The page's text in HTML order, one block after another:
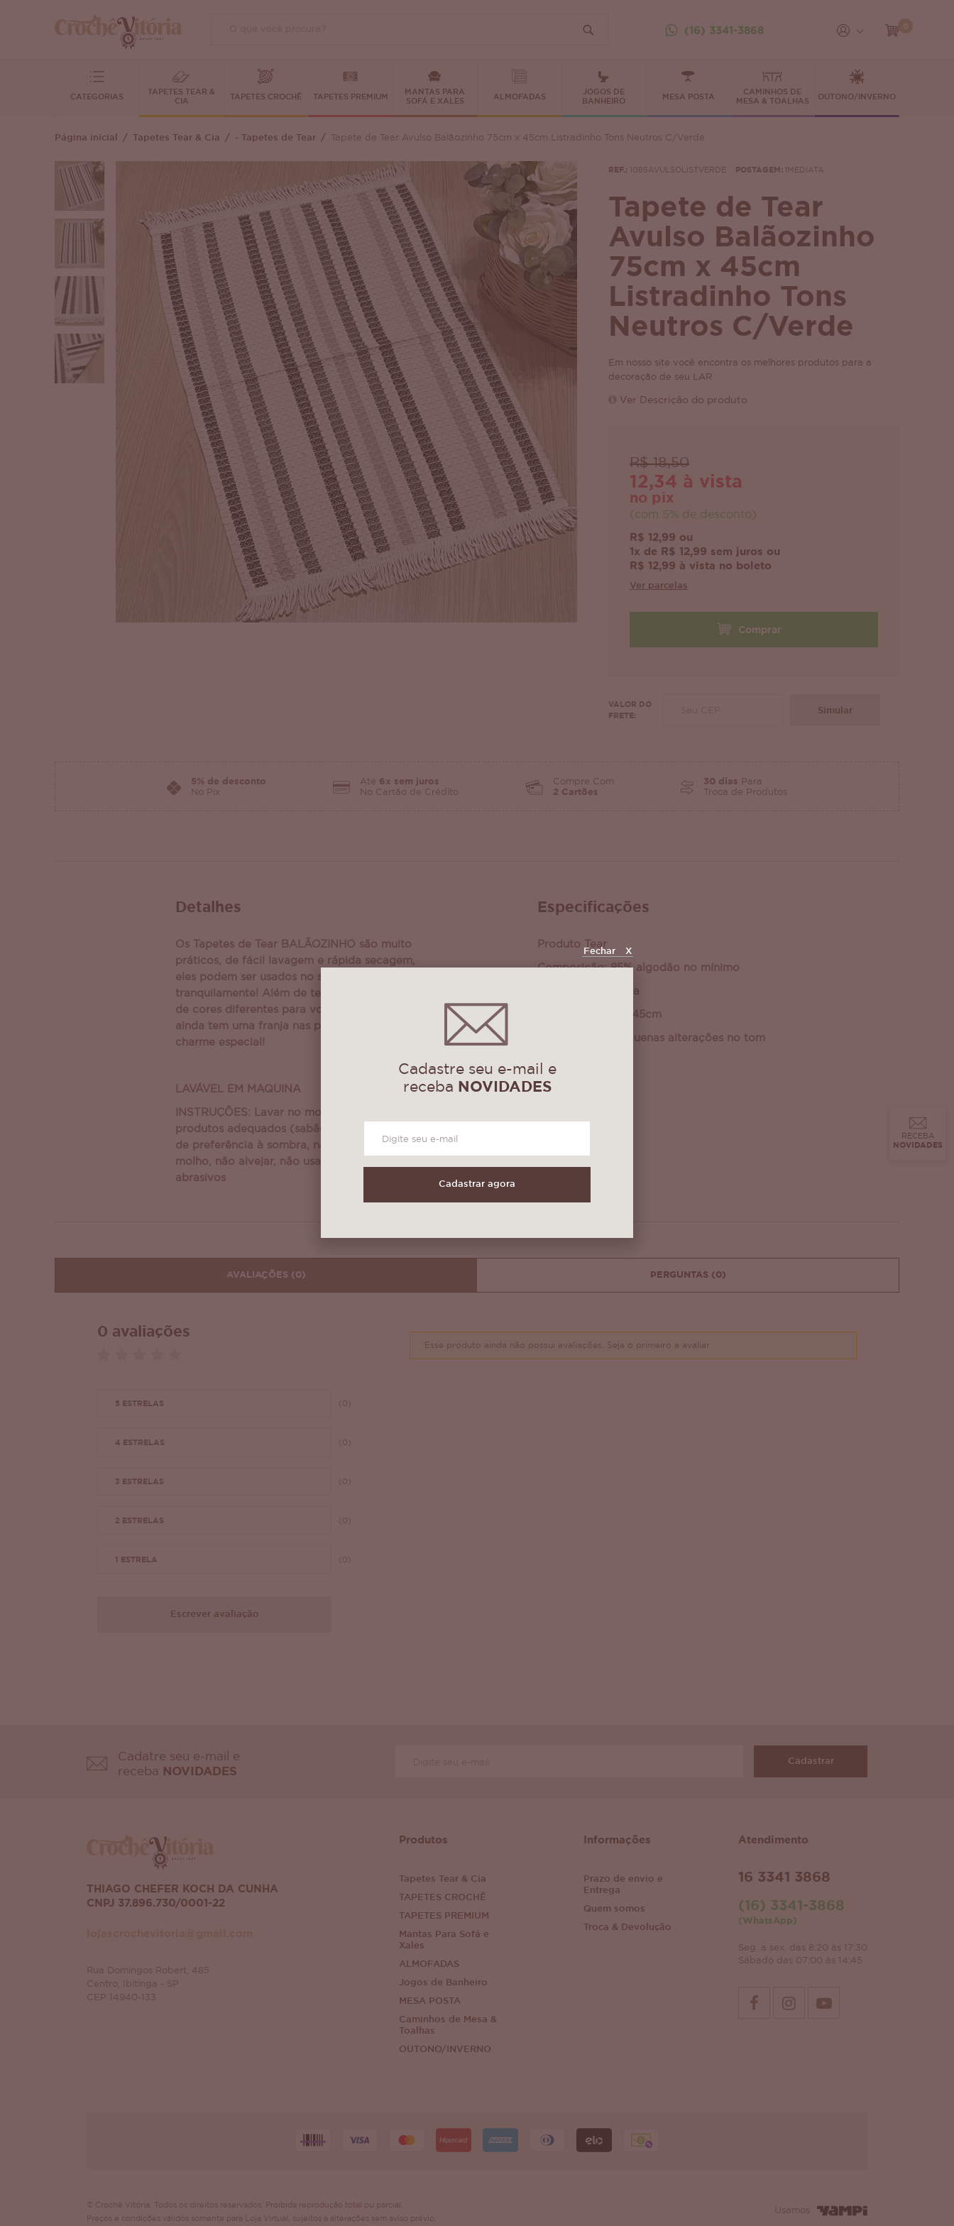
(16) 3341-3868
CATEGORIAS
TAPETES TEAR &
CIA
TAPETES CROCHÊ TAPETES PREMIUM
MANTAS PARA
SOFÁ E XALES
ALMOFADAS
JOGOS DE
BANHEIRO
MESA POSTA
CAMINHOS DE
MESA & TOALHAS
OUTONO/INVERNO
Página inicial Tapetes Tear & Cia - Tapetes de Tear Tapete de Tear Avulso Balãozinho 75cm x 45cm Listradinho Tons Neutros C/Verde
REF.: 1085AVULSOLISTVERDE POSTAGEM: IMEDIATA
Tapete de Tear
Avulso Balãozinho
75cm x 45cm
Listradinho Tons
Neutros C/Verde
Em nosso site você encontra os melhores produtos para a
decoração de seu LAR
Ver Descrição do produto
R$ 18,50
12,34 à vista
no pix
(com 5% de desconto)
R$ 12,99 ou
1x de R$ 12,99 sem juros ou
R$ 12,99 à vista no boleto
Ver parcelas
Comprar
VALOR DO
FRETE:
Simular
5% de desconto
No Pix
Até 6x sem juros
No Cartão de Crédito
Compre Com
2 Cartões
30 dias Para
Troca de Produtos
Detalhes
Os Tapetes de Tear BALÃOZINHO são muito
práticos, de fácil lavagem e rápida secagem,
eles podem ser usados no seu dia-a-dia
tranquilamente! Além de ter várias opções
de cores diferentes para você escolher,
ainda tem uma franja nas pontas que dá um
charme especial!
LAVÁVEL EM MAQUINA
INSTRUÇÕES: Lavar no modo delicado, usar
produtos adequados (sabão neutro), secar
de preferência à sombra, não deixar de
molho, não alvejar, não usar produtos
abrasivos
Especificações
Produto Tear
Composição: 85% algodão no mínimo
Quantidade: 1 peça
Medidas: 75cm X 45cm
Podem sofrer pequenas alterações no tom
AVALIAÇÕES (0) PERGUNTAS (0)
0 avaliações
5 ESTRELAS (0)
4 ESTRELAS (0)
3 ESTRELAS (0)
2 ESTRELAS (0)
1 ESTRELA (0)
Escrever avaliação
Esse produto ainda não possui avaliações. Seja o primeiro a avaliar
Cadatre seu e-mail e
receba
NOVIDADES
Cadastrar
THIAGO CHEFER KOCH DA CUNHA
CNPJ 37.896.730/0001-22
Rua Domingos Robert, 485
Centro, Ibitinga - SP
CEP 14940-133
Produtos
Tapetes Tear & Cia
TAPETES CROCHÊ
TAPETES PREMIUM
Mantas Para Sofá e
Xales
ALMOFADAS
Jogos de Banheiro
MESA POSTA
Caminhos de Mesa &
Toalhas
OUTONO/INVERNO
Informações
Prazo de envio e
Entrega
Quem somos
Troca & Devolução
Atendimento
16 3341 3868
(16) 3341-3868
(WhatsApp)
Seg. a sex. das 8:20 às 17:30
Sábado das 07:00 às 14:45
© Crochê Vitória. Todos os direitos reservados. Proibida reprodução total ou parcial.
Preços e condições válidos somente para Loja Virtual, sujeitos a alterações sem aviso prévio.
Usamos
Cadastre seu e-mail e
receba NOVIDADES
Cadastrar agora
Fechar X
RECEBA
NOVIDADES